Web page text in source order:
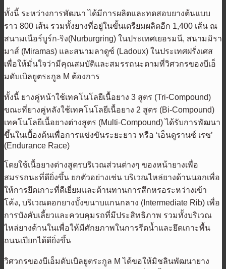
ทั้งนี้ ระหว่างการพัฒนา ได้มีการผลิตและทดสอบยางต้นแบบ
ราว 800 เส้น รวมทั้งยางที่อยู่ในขั้นเตรียมผลิตอีก 1,400 เส้น ณ
สนามเนือร์บูร์ก-ริง(Nurburgring) ในประเทศเยอรมนี, สนามมิรา
มาส์ (Miramas) และสนามลาดูซ์ (Ladoux) ในประเทศฝรั่งเศส
เพื่อให้มั่นใจว่ามีคุณสมบัติและสมรรถนะตามที่วิศวกรของบีเอ็
มดับเบิลยูตระกูล M ต้องการ
ทั้งนี้ ยางคู่หน้าใช้เทคโนโลยีเนื้อยาง 3 สูตร (Tri-Compound)
ขณะที่ยางคู่หลังใช้เทคโนโลยีเนื้อยาง 2 สูตร (Bi-Compound)
เทคโนโลยีเนื้อยางต่างสูตร (Multi-Compound) ได้รับการพัฒนา
ขึ้นในเบื้องต้นเพื่อการแข่งขันระยะยาว หรือ ‘เอ็นดูรานซ์ เรซ’
(Endurance Race)
โดยใช้เนื้อยางต่างสูตรบริเวณส่วนต่างๆ ของหน้ายางเพื่อ
สมรรถนะที่ดียิ่งขึ้น ยกตัวอย่างเช่น บริเวณไหล่ยางด้านนอกเพื่อ
ให้การยึดเกาะที่ดีเยี่ยมและต้านทานการสึกหรอระหว่างเข้า
โค้ง, บริเวณดอกยางบั้งขนาบแกนกลาง (Intermediate Rib) เพื่อ
การบังคับเลี้ยวและควบคุมรถที่มีประสิทธิภาพ รวมทั้งบริเวณ
ไหล่ยางด้านในเพื่อให้มีศักยภาพในการรีดน้ำและยึดเกาะพื้น
ถนนเปียกได้ดียิ่งขึ้น
วิศวกรของบีเอ็มดับเบิลยูตระกูล M ได้ขอให้มิชลินพัฒนายาง